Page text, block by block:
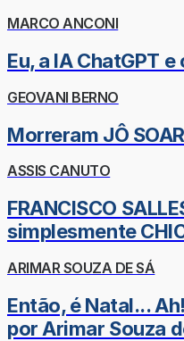
MARCO ANCONI
Eu, a IA ChatGPT
GEOVANI BERNO
Morreram JÔ
ASSIS CANUTO
FRANCISCO
simplesmente
ARIMAR SOUZA DE SÁ
Então, é Natal...
por Arimar Souza